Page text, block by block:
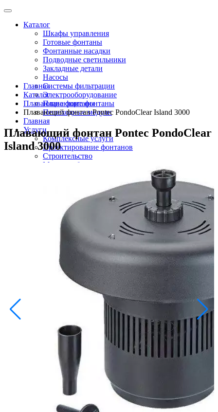
Каталог
Шкафы управления
Готовые фонтаны
Фонтанные насадки
Подводные светильники
Закладные детали
Насосы
Системы фильтрации
Электрооборудование
Плавающие фонтаны
Пешеходные модули
Главная
Услуги
Комплексные услуги
Проектирование фонтанов
Строительство
Монтаж оборудования
Разработка и сборка шкафов управления
Доставка \ Оплата
info@inoprom.ru
+7 (495) 374-90-93
Закладные детали
Электрооборудование
Плавающие фонтаны
Пешеходные модули
Главная
Каталог
Плавающие фонтаны
Плавающий фонтан Pontec PondoClear Island 3000
Плавающий фонтан Pontec PondoClear
Island 3000